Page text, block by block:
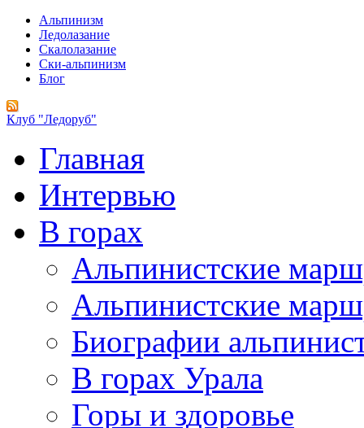
Альпинизм
Ледолазание
Скалолазание
Ски-альпинизм
Блог
Клуб "Ледоруб"
Главная
Интервью
В горах
Альпинистские
Альпинистские
Биографии
В горах Урала
Горы и здоровье